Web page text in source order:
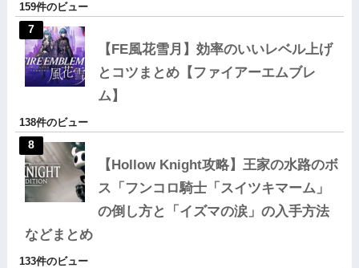
159件のビュー
【FE風花雪月】効率のいいレベル上げ
とコツまとめ【ファイアーエムブレ
ム】
138件のビュー
【Hollow Knight攻略】王家の水路のボ
ス「フンコロ騎士「スイツキマーム」
の倒し方と「イズマの涙」の入手方法
などまとめ
133件のビュー